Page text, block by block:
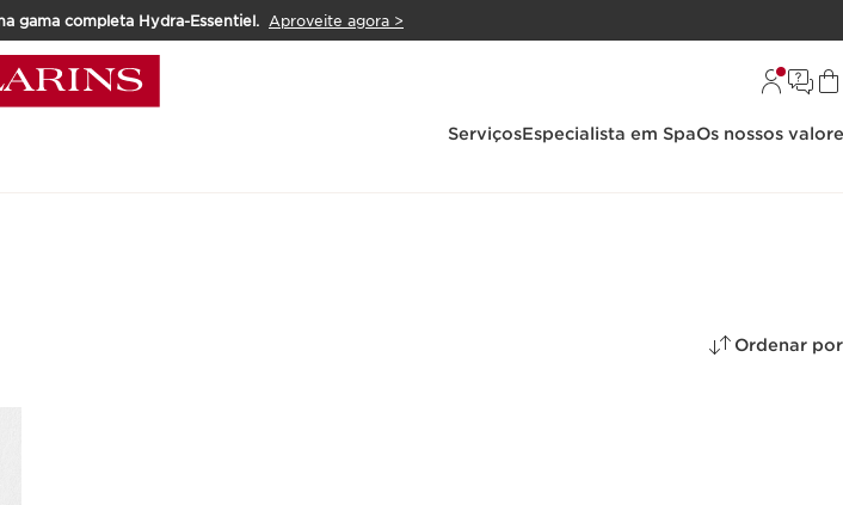
gama completa Hydra-Essentiel. Aproveite agora >
ServiçosEspecialista em SpaOs nossos
Ordenar por